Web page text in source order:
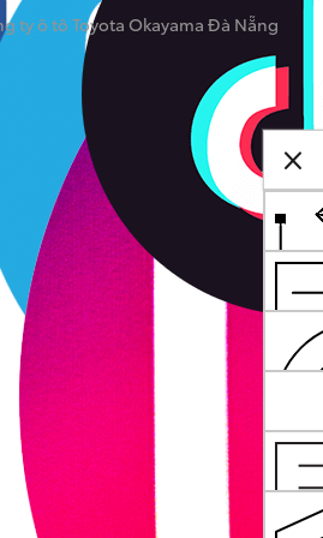
ty ô tô Toyota Okayama Đà Nẵng